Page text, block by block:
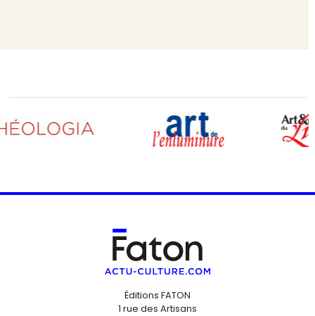
Éditions FATON
1 rue des Artisans